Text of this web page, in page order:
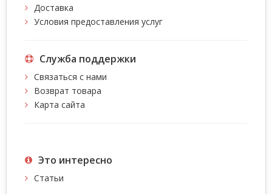
Доставка
Условия предоставления услуг
Служба поддержки
Связаться с нами
Возврат товара
Карта сайта
Это интересно
Статьи